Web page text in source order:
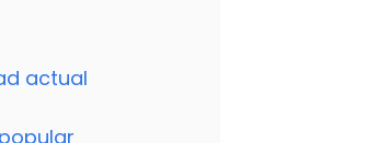
actual